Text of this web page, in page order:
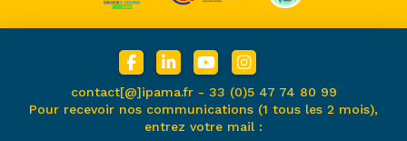
contact[@]ipama.fr - 33 (0)5 47 74 80 99
Pour recevoir nos communications (1 tous les 2 mois),
entrez votre mail :